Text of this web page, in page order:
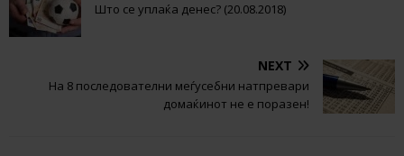
Што се уплаќа денес? (20.08.2018)
NEXT
На 8 последователни меѓусебни натпревари
домаќинот не е поразен!